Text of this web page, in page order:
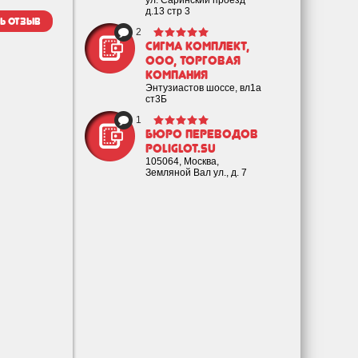
д.13 стр 3
2
Сигма Комплект,
ООО, торговая
компания
Энтузиастов шоссе, вл1а
ст3Б
1
Бюро переводов
poliglot.su
105064, Москва,
Земляной Вал ул., д. 7
отзыв